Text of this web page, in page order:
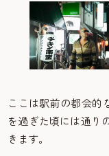
ここは駅前の都会的
を過ぎた頃には通り
きます。